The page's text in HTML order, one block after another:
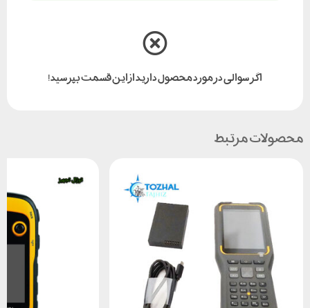
اگر سوالی در مورد محصول دارید از این قسمت بپرسید!
محصولات مرتبط